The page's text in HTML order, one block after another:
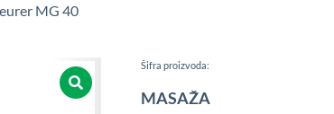
MG 40
Šifra proizvoda:
MASAŽA